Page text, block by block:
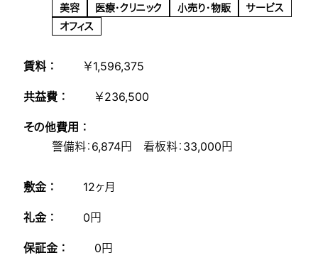
美容 医療・クリニック 小売り・物販
サービス
オフィス
賃料 ： ￥1,596,375
共益費 ： ￥236,500
その他費用 ：
警備料：6,874円 看板料：33,000円
敷金 ： 12ヶ月
礼金 ： 0円
保証金 ： 0円